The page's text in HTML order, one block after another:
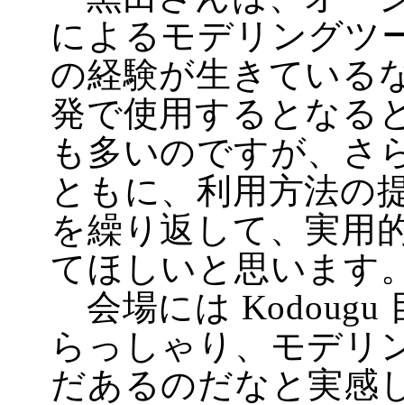
によるモデリングツ
の経験が生きている
発で使用するとなる
も多いのですが、さ
ともに、利用方法の
を繰り返して、実用
てほしいと思います
会場には Kodougu
らっしゃり、モデリ
だあるのだなと実感